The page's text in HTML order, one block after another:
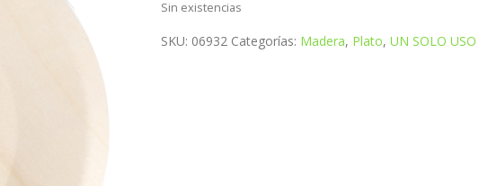
Sin existencias
SKU: 06932 Categorías: Madera, Plato,UN SOLO USO